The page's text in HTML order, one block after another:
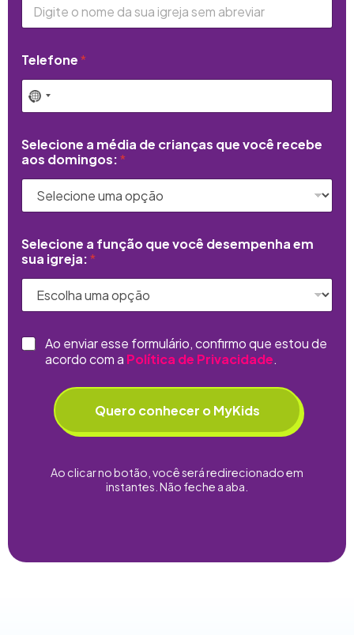
Telefone*
Selecione a média de crianças que você recebe
aos domingos:*
Selecione a função que você desempenha em
sua igreja:*
C
Ao enviar esse formulário, confirmo que estou de
acordo com a Política de Privacidade.
Quero conhecer o MyKids
Ao clicar no botão, você será redirecionado em
instantes. Não feche a aba.